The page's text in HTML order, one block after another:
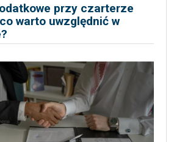
przy czarterze
warto uwzględnić w